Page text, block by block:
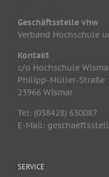
Geschäftsstelle vhw
Verband Hochschule
Kontakt
c/o Hochschule
Philipp-Müller-Straße
23966 Wismar
Tel: (038428) 630087
E-Mail:
SERVICE